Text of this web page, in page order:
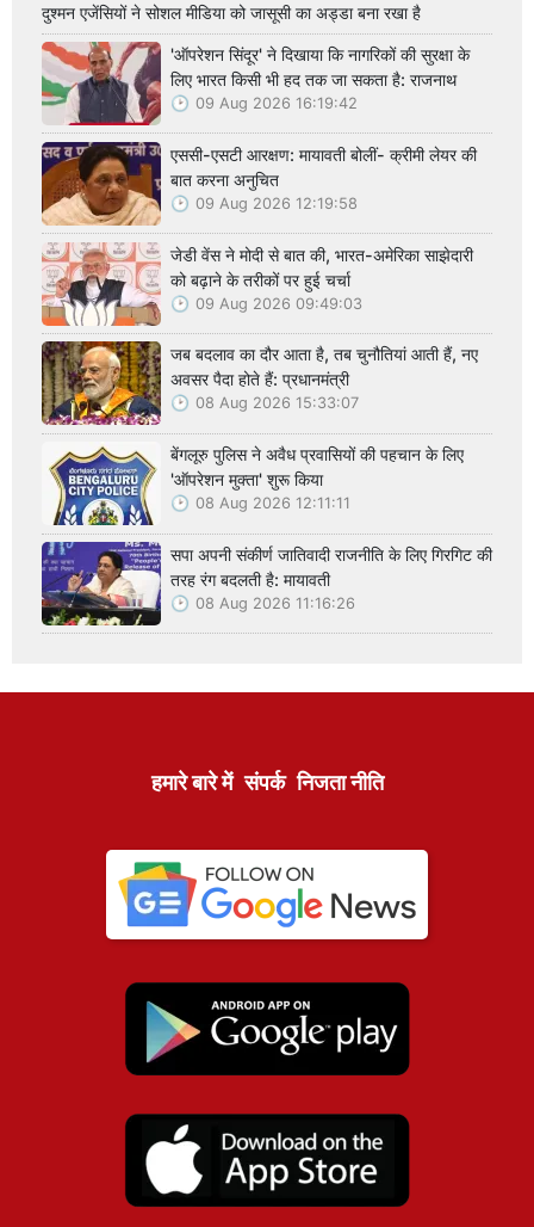
दुश्मन एजेंसियों ने सोशल मीडिया को जासूसी का अड्डा बना रखा है
'ऑपरेशन सिंदूर' ने दिखाया कि नागरिकों की सुरक्षा के
लिए भारत किसी भी हद तक जा सकता है: राजनाथ
09 Aug 2026 16:19:42
एससी-एसटी आरक्षण: मायावती बोलीं- क्रीमी लेयर की
बात करना अनुचित
09 Aug 2026 12:19:58
जेडी वेंस ने मोदी से बात की, भारत-अमेरिका साझेदारी
को बढ़ाने के तरीकों पर हुई चर्चा
09 Aug 2026 09:49:03
जब बदलाव का दौर आता है, तब चुनौतियां आती हैं, नए
अवसर पैदा होते हैं: प्रधानमंत्री
08 Aug 2026 15:33:07
बेंगलूरु पुलिस ने अवैध प्रवासियों की पहचान के लिए
'ऑपरेशन मुक्ता' शुरू किया
08 Aug 2026 12:11:11
सपा अपनी संकीर्ण जातिवादी राजनीति के लिए गिरगिट की
तरह रंग बदलती है: मायावती
08 Aug 2026 11:16:26
हमारे बारे में संपर्क निजता नीति